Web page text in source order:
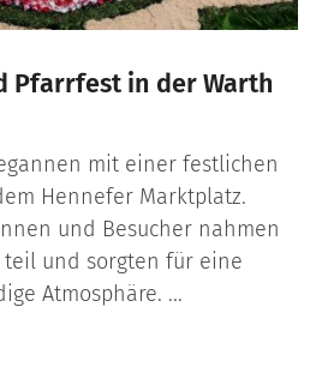
Pfarrfest in der Warth
mit einer festlichen
Hennefer Marktplatz.
und Besucher nahmen
und sorgten für eine
Atmosphäre. ...